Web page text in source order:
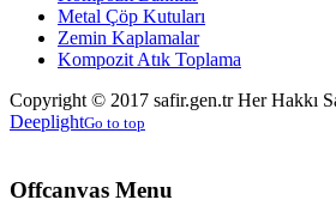
Metal Çöp Kutuları
Zemin Kaplamalar
Kompozit Atık Toplama
Copyright © 2017 safir.gen.tr Her Hakkı
DeeplightGo to top
Offcanvas Menu